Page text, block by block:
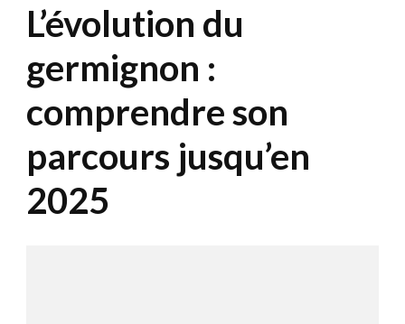
L’évolution du
germignon :
comprendre son
parcours jusqu’en
2025